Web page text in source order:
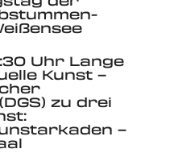
Uhr Lange
Kunst –
zu drei
–